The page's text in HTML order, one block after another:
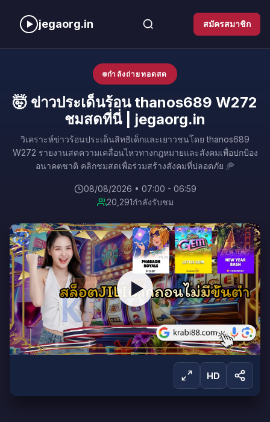
jegaorg.in สมัครสมาชิก
กำลังถ่ายทอดสด
🤯 ข่าวประเด็นร้อน thanos689 W272
ชมสดที่นี่ | jegaorg.in
วิเคราะห์ข่าวร้อนประเด็นสิทธิเด็กและเยาวชนโดย thanos689
W272 รายงานสดความเคลื่อนไหวทางกฎหมายและสังคมเพื่อปกป้อง
อนาคตชาติ คลิกชมสดเพื่อร่วมสร้างสังคมที่ปลอดภัย 🥏
08/08/2026 • 07:00 - 06:59
20,291กำลังรับชม
HD